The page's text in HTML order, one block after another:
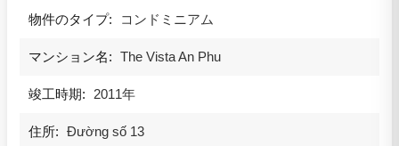
物件のタイプ:
コンドミニアム
マンション名: The Vista An Phu
竣工時期: 2011年
住所: Đường số 13